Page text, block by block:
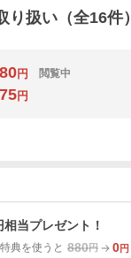
り扱い（全16件）
円
閲覧中
円
当プレゼント！
典を使うと 880円 0円